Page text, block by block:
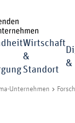
Wirtschaft
&
Standort
&
Unternehmen